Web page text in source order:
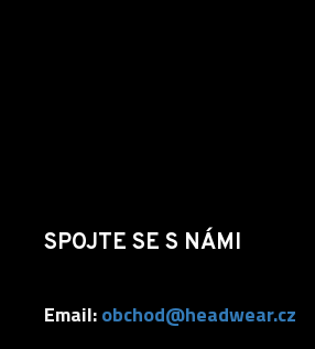
SPOJTE SE S NÁMI
Email:obchod@headwear.cz